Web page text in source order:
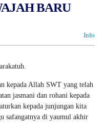
BARU
Info
kepada Allah SWT yang telah
jasmani dan rohani kepada
kepada junjungan kita
safangatnya di yaumul akhir